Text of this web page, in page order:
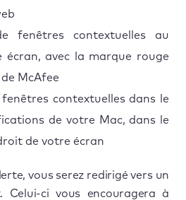
fenêtres contextuelles au
écran, avec la marque rouge
McAfee
contextuelles dans le
de votre Mac, dans le
de votre écran
vous serez redirigé vers un
Celui-ci vous encouragera à